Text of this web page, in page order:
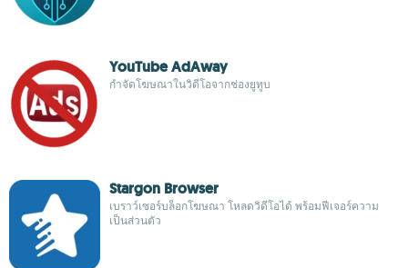
YouTube AdAway
กำจัดโฆษณาในวิดีโอจากช่องยูทูบ
Stargon Browser
เบราว์เซอร์บล็อกโฆษณา โหลดวิดีโอได้ พร้อมฟีเจอร์ความ
เป็นส่วนตัว